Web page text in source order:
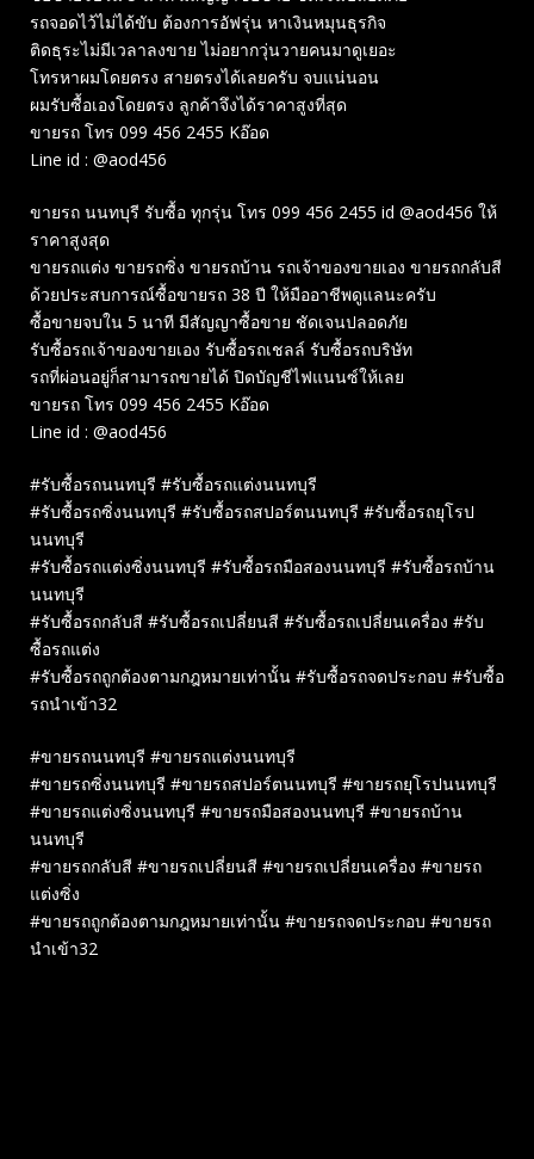
รถจอดไว้ไม่ได้ขับ ต้องการอัฟรุ่น หาเงินหมุนธุรกิจ
ติดธุระไม่มีเวลาลงขาย ไม่อยากวุ่นวายคนมาดูเยอะ
โทรหาผมโดยตรง สายตรงได้เลยครับ จบแน่นอน
ผมรับซื้อเองโดยตรง ลูกค้าจึงได้ราคาสูงที่สุด
ขายรถ โทร 099 456 2455 Kอ๊อด
Line id : @aod456
ขายรถ นนทบุรี รับซื้อ ทุกรุ่น โทร 099 456 2455 id @aod456 ให้
ราคาสูงสุด
ขายรถแต่ง ขายรถซิ่ง ขายรถบ้าน รถเจ้าของขายเอง ขายรถกลับสี
ด้วยประสบการณ์ซื้อขายรถ 38 ปี ให้มืออาชีพดูแลนะครับ
ซื้อขายจบใน 5 นาที มีสัญญาซื้อขาย ชัดเจนปลอดภัย
รับซื้อรถเจ้าของขายเอง รับซื้อรถเชลล์ รับซื้อรถบริษัท
รถที่ผ่อนอยู่ก็สามารถขายได้ ปิดบัญชีไฟแนนซ์ให้เลย
ขายรถ โทร 099 456 2455 Kอ๊อด
Line id : @aod456
#รับซื้อรถนนทบุรี #รับซื้อรถแต่งนนทบุรี
#รับซื้อรถซิ่งนนทบุรี #รับซื้อรถสปอร์ตนนทบุรี #รับซื้อรถยุโรป
นนทบุรี
#รับซื้อรถแต่งซิ่งนนทบุรี #รับซื้อรถมือสองนนทบุรี #รับซื้อรถบ้าน
นนทบุรี
#รับซื้อรถกลับสี #รับซื้อรถเปลี่ยนสี #รับซื้อรถเปลี่ยนเครื่อง #รับ
ซื้อรถแต่ง
#รับซื้อรถถูกต้องตามกฎหมายเท่านั้น #รับซื้อรถจดประกอบ #รับซื้อ
รถนำเข้า32
#ขายรถนนทบุรี #ขายรถแต่งนนทบุรี
#ขายรถซิ่งนนทบุรี #ขายรถสปอร์ตนนทบุรี #ขายรถยุโรปนนทบุรี
#ขายรถแต่งซิ่งนนทบุรี #ขายรถมือสองนนทบุรี #ขายรถบ้าน
นนทบุรี
#ขายรถกลับสี #ขายรถเปลี่ยนสี #ขายรถเปลี่ยนเครื่อง #ขายรถ
แต่งซิ่ง
#ขายรถถูกต้องตามกฎหมายเท่านั้น #ขายรถจดประกอบ #ขายรถ
นำเข้า32